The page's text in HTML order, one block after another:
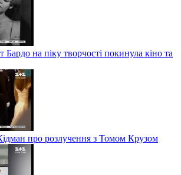
Бардо на піку творчості покинула кіно та
про розлучення з Томом Крузом